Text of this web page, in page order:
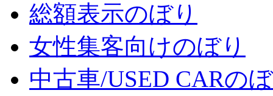
総額表示のぼり
女性集客向けのぼり
中古車/USED CARの